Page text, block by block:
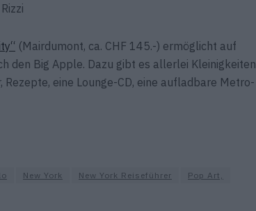
(Mairdumont, ca. CHF 145.-) ermöglicht auf
den Big Apple. Dazu gibt es allerlei Kleinigkeiten
eine Lounge-CD, eine aufladbare Metro-
New York New York Reiseführer Pop Art,